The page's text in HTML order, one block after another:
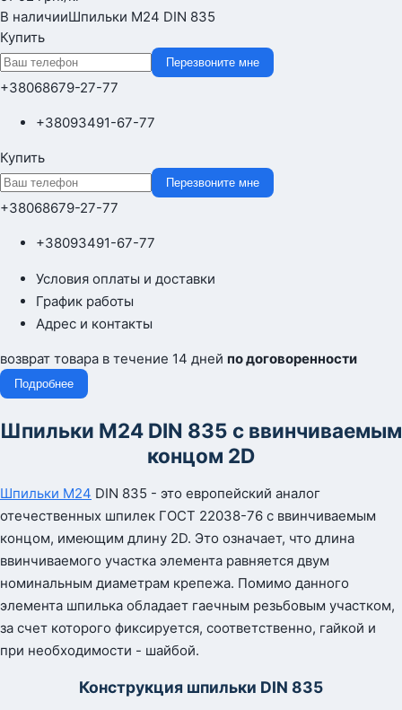
В наличииШпильки М24 DIN 835
Купить
Перезвоните мне
+38068679-27-77
+38093491-67-77
Купить
Перезвоните мне
+38068679-27-77
+38093491-67-77
Условия оплаты и доставки
График работы
Адрес и контакты
возврат товара в течение 14 дней по договоренности
Подробнее
Шпильки М24 DIN 835 с ввинчиваемым
концом 2D
Шпильки М24 DIN 835 - это европейский аналог
отечественных шпилек ГОСТ 22038-76 с ввинчиваемым
концом, имеющим длину 2D. Это означает, что длина
ввинчиваемого участка элемента равняется двум
номинальным диаметрам крепежа. Помимо данного
элемента шпилька обладает гаечным резьбовым участком,
за счет которого фиксируется, соответственно, гайкой и
при необходимости - шайбой.
Конструкция шпильки DIN 835